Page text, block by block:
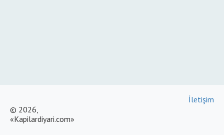
© 2026,
«Kapilardiyari.com»
İletişim